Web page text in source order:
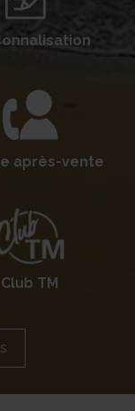
après-vente
Club TM